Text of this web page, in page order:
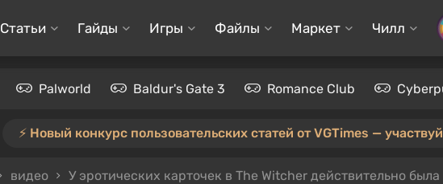
Статьи Гайды Игры Файлы Маркет Чилл
Palworld Baldur's Gate 3 Romance Club
⚡️ Новый конкурс пользовательских статей от VGTimes —
видео У эротических карточек в The Witcher действительно